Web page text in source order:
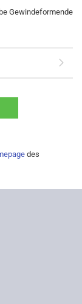
Gewindeformende
des